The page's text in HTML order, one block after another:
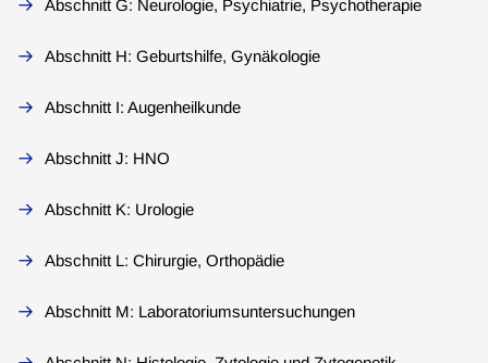
Abschnitt G: Neurologie, Psychiatrie, Psychotherapie
Abschnitt H: Geburtshilfe, Gynäkologie
Abschnitt I: Augenheilkunde
Abschnitt J: HNO
Abschnitt K: Urologie
Abschnitt L: Chirurgie, Orthopädie
Abschnitt M: Laboratoriumsuntersuchungen